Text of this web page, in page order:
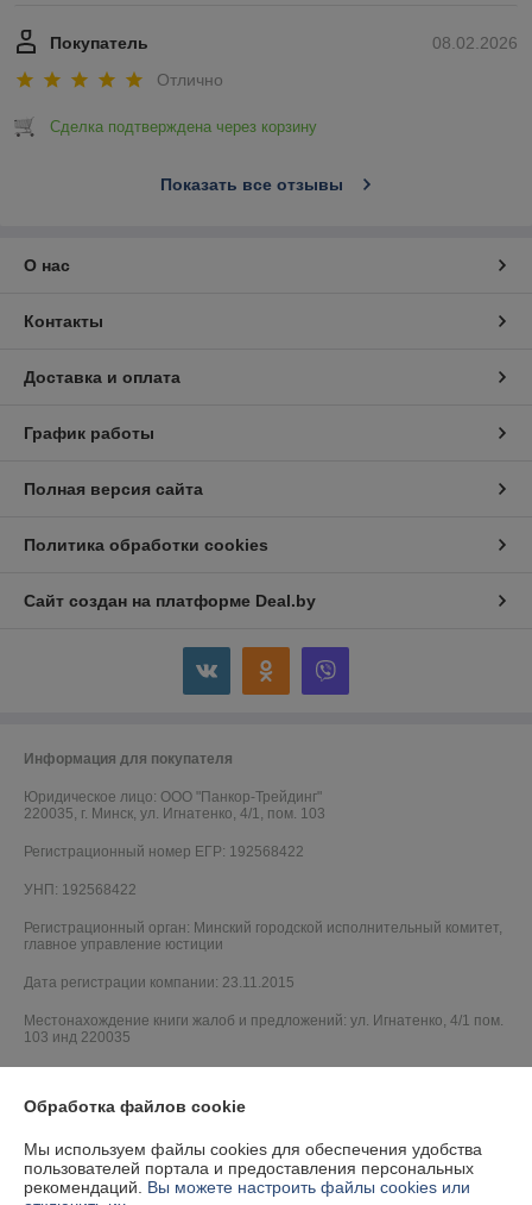
08.02.2026
Покупатель
Отлично
Сделка подтверждена через корзину
Показать все отзывы
О нас
Контакты
Доставка и оплата
График работы
Полная версия сайта
Политика обработки cookies
Сайт создан на платформе Deal.by
Информация для покупателя
Юридическое лицо: ООО "Панкор-Трейдинг"
220035, г. Минск, ул. Игнатенко, 4/1, пом. 103
Регистрационный номер ЕГР: 192568422
УНП: 192568422
Регистрационный орган: Минский городской исполнительный комитет,
главное управление юстиции
Дата регистрации компании: 23.11.2015
Местонахождение книги жалоб и предложений: ул. Игнатенко, 4/1 пом.
103 инд 220035
Обработка файлов cookie
Мы используем файлы cookies для обеспечения удобства
пользователей портала и предоставления персональных
рекомендаций. Вы можете настроить файлы cookies или